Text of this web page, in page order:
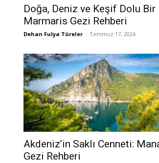
Doğa, Deniz ve Keşif Dolu Bir
Marmaris Gezi Rehberi
Dehan Fulya Türeler - Temmuz 17, 2026
Akdeniz’in Saklı Cenneti:
Gezi Rehberi